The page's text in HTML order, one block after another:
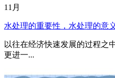
11月
水处理的重要性，水处理的意
以往在经济快速发展的过程之
更进一...